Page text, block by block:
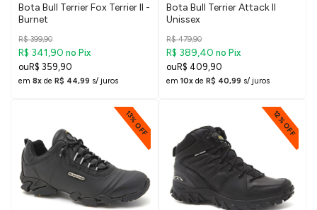
Bota Bull Terrier Fox Terrier II -
Burnet
R$ 399,90
R$ 341,90 no Pix
R$ 359,90
em 8x de R$ 44,99 s/ juros
Bota Bull Terrier Attack II
Unissex
R$ 479,90
R$ 389,40 no Pix
R$ 409,90
em 10x de R$ 40,99 s/ juros
13% OFF 12% OFF